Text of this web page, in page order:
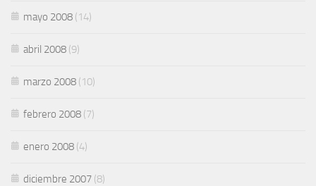
mayo 2008 (14)
abril 2008 (9)
marzo 2008 (10)
febrero 2008 (7)
enero 2008 (4)
diciembre 2007 (8)